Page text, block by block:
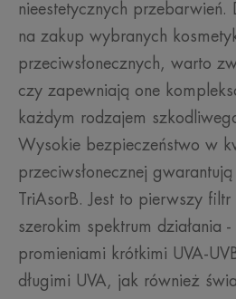
nieestetycznych przebarwień.
na zakup wybranych
przeciwsłonecznych, warto
czy zapewniają one
każdym rodzajem
Wysokie bezpieczeństwo w
przeciwsłonecznej
TriAsorB. Jest to pierwszy filtr
szerokim spektrum działania
promieniami krótkimi UVA-
długimi UVA, jak również